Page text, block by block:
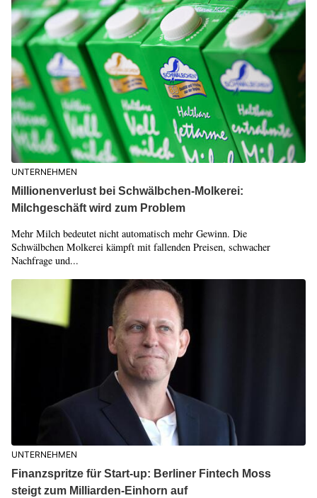
UNTERNEHMEN
Millionenverlust bei Schwälbchen-Molkerei:
Milchgeschäft wird zum Problem
Mehr Milch bedeutet nicht automatisch mehr Gewinn. Die
Schwälbchen Molkerei kämpft mit fallenden Preisen, schwacher
Nachfrage und...
UNTERNEHMEN
Finanzspritze für Start-up: Berliner Fintech Moss
steigt zum Milliarden-Einhorn auf